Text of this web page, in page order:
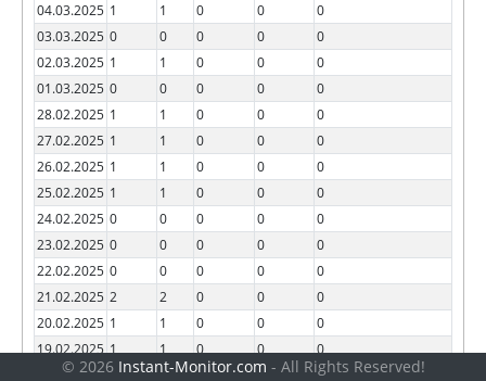
04.03.2025 1 1 0 0
0
03.03.2025 0 0 0 0
0
02.03.2025 1 1 0 0
0
01.03.2025 0 0 0 0
0
28.02.2025 1 1 0 0
0
27.02.2025 1 1 0 0
0
26.02.2025 1 1 0 0
0
25.02.2025 1 1 0 0
0
24.02.2025 0 0 0 0
0
23.02.2025 0 0 0 0
0
22.02.2025 0 0 0 0
0
21.02.2025 2 2 0 0
0
20.02.2025 1 1 0 0
0
19.02.2025 1 1 0 0
0
18.02.2025 0 0 0 0 0
© 2026 Instant-Monitor.com - All Rights Reserved!